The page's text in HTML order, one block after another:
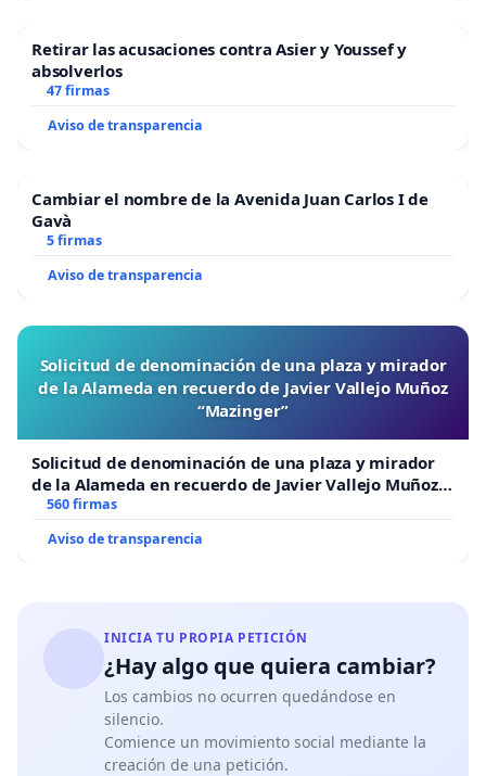
Retirar las acusaciones contra Asier y Youssef y
absolverlos
47 firmas
Aviso de transparencia
Cambiar el nombre de la Avenida Juan Carlos I de
Gavà
5 firmas
Aviso de transparencia
Solicitud de denominación de una plaza y mirador
de la Alameda en recuerdo de Javier Vallejo Muñoz
“Mazinger”
Solicitud de denominación de una plaza y mirador
de la Alameda en recuerdo de Javier Vallejo Muñoz
“Mazinger”
560 firmas
Aviso de transparencia
INICIA TU PROPIA PETICIÓN
¿Hay algo que quiera cambiar?
Los cambios no ocurren quedándose en
silencio.
Comience un movimiento social mediante la
creación de una petición.